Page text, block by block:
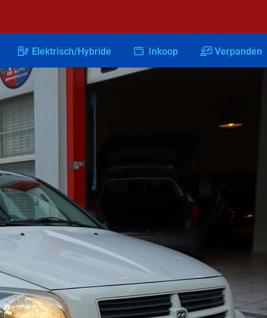
Elektrisch/Hybride Inkoop Verpanden